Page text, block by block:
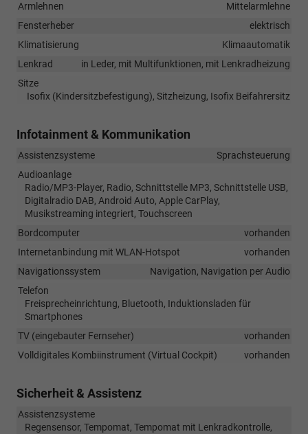
Armlehnen
Mittelarmlehne
Fensterheber
elektrisch
Klimatisierung
Klimaautomatik
Lenkrad
in Leder, mit Multifunktionen, mit Lenkradheizung
Sitze
Isofix (Kindersitzbefestigung), Sitzheizung, Isofix Beifahrersitz
Infotainment & Kommunikation
Assistenzsysteme
Sprachsteuerung
Audioanlage
Radio/MP3-Player, Radio, Schnittstelle MP3, Schnittstelle USB,
Digitalradio DAB, Android Auto, Apple CarPlay,
Musikstreaming integriert, Touchscreen
Bordcomputer
vorhanden
Internetanbindung mit WLAN-Hotspot
vorhanden
Navigationssystem
Navigation, Navigation per Audio
Telefon
Freisprecheinrichtung, Bluetooth, Induktionsladen für
Smartphones
TV (eingebauter Fernseher)
vorhanden
Volldigitales Kombiinstrument (Virtual Cockpit)
vorhanden
Sicherheit & Assistenz
Assistenzsysteme
Regensensor, Tempomat, Tempomat mit Lenkradkontrolle,